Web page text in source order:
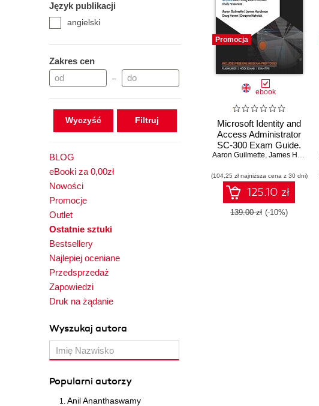
Język publikacji
angielski
Zakres cen
–
Wyczyść
BLOG
eBooki za 0,00zł
Nowości
Promocje
Outlet
Ostatnie sztuki
Bestsellery
Najlepiej oceniane
Przedsprzedaż
Zapowiedzi
Druk na żądanie
Wyszukaj autora
Popularni autorzy
Anil Ananthaswamy
Promocja
ebook
Microsoft Identity and
Access Administrator
SC-300 Exam Guide.
Pass the SC-300 exam
using exam-focused
resources - Second
Edition
Aaron Guilmette, James Hardiman
(104,25 zł najniższa cena z 30 dni)
125.10 zł
139.00 zł (-10%)